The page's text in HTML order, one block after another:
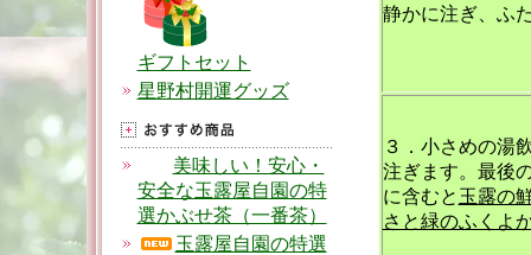
ギフトセット
星野村開運グッズ
美味しい！安心・
安全な玉露屋自園の特
選かぶせ茶（一番茶）
玉露屋自園の特選
静かに注ぎ、ふ
３．小さめの湯
注ぎます。最後
に含むと 玉露の
さと緑のふくよ